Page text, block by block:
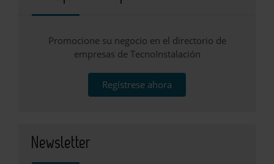
Promocione su negocio en el directorio de
empresas de TecnoInstalación
Regístrese ahora
Newsletter